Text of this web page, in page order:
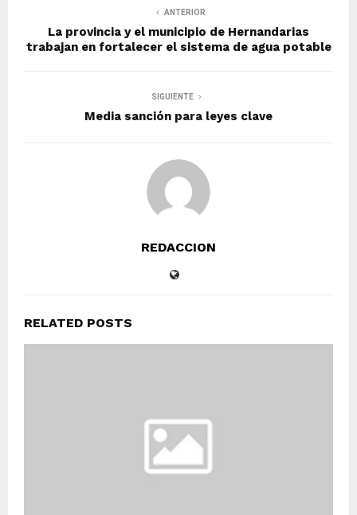
ANTERIOR
La provincia y el municipio de Hernandarias
trabajan en fortalecer el sistema de agua potable
SIGUIENTE
Media sanción para leyes clave
REDACCION
RELATED POSTS